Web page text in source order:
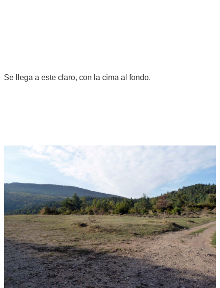
Se llega a este claro, con la cima al fondo.